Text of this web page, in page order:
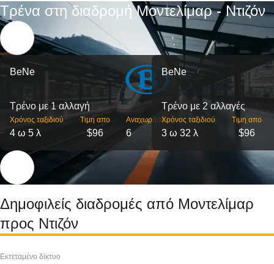
Τρένα στη διαδρομή Μοντελίμαρ - Ντιζόν
BeNe
Τρένο με 1 αλλαγή
Χρόνος ταξιδιού
4 ω 5 λ
Τιμη απο
$96
Αναχωρήσεις
6
BeNe
Τρένο με 2 αλλαγές
Χρόνος ταξιδιού
3 ω 32 λ
Τιμη απο
$96
Δημοφιλείς διαδρομές από Μοντελίμαρ
προς Ντιζόν
Εκτεταμένο δίκτυο